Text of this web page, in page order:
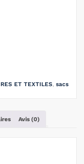
ET TEXTILES, sacs
Avis (0)